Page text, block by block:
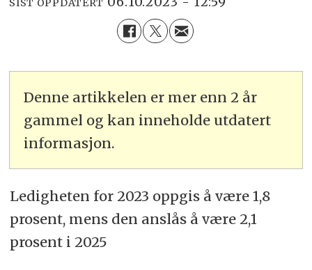
SIST OPPDATERT
Denne artikkelen er mer enn 2 år
gammel og kan inneholde utdatert
informasjon.
Ledigheten for 2023 oppgis å være 1,8
prosent, mens den anslås å være 2,1
prosent i 2025